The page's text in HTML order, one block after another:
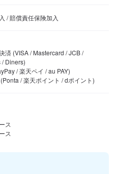
/ 賠償責任保険加入
済 (VISA / Mastercard / JCB /
Diners)
/ 楽天ペイ / au PAY)
/ 楽天ポイント / dポイント)
ス
ス